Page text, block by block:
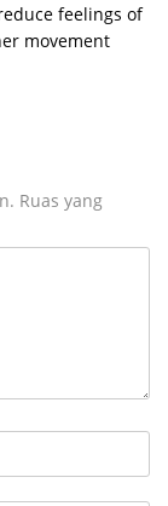
feelings of
movement
Ruas yang